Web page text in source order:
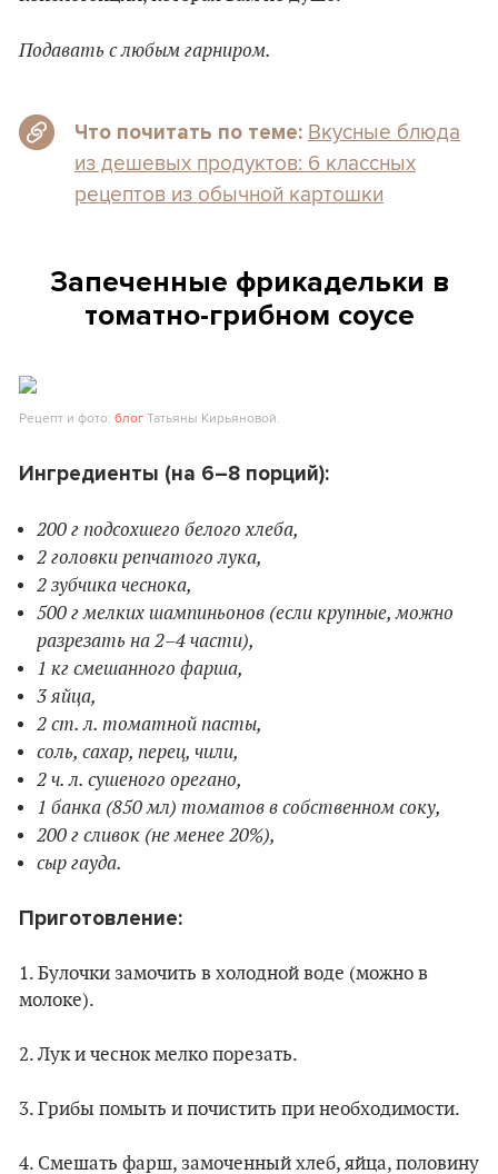
Подавать с любым гарниром.
Что почитать по теме: Вкусные блюда
из дешевых продуктов: 6 классных
рецептов из обычной картошки
Запеченные фрикадельки в
томатно-грибном соусе
Рецепт и фото: блогТатьяны Кирьяновой.
Ингредиенты (на 6–8 порций):
200 г подсохшего белого хлеба,
2 головки репчатого лука,
2 зубчика чеснока,
500 г мелких шампиньонов (если крупные, можно
разрезать на 2–4 части),
1 кг смешанного фарша,
3 яйца,
2 ст. л. томатной пасты,
соль, сахар, перец, чили,
2 ч. л. сушеного орегано,
1 банка (850 мл) томатов в собственном соку,
200 г сливок (не менее 20%),
сыр гауда.
Приготовление:
1. Булочки замочить в холодной воде (можно в
молоке).
2. Лук и чеснок мелко порезать.
3. Грибы помыть и почистить при необходимости.
4. Смешать фарш, замоченный хлеб, яйца, половину